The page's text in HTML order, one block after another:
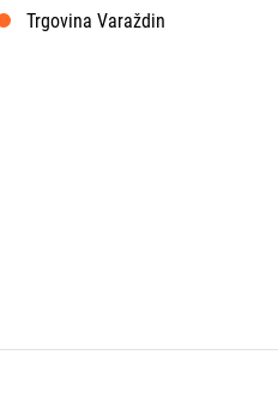
Trgovina Varaždin